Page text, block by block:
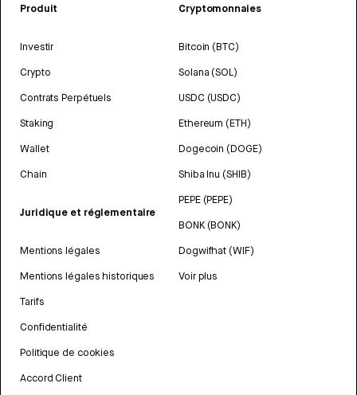
Produit
Investir
Crypto
Contrats Perpétuels
Staking
Wallet
Chain
Juridique et réglementaire
Mentions légales
Mentions légales historiques
Tarifs
Confidentialité
Politique de cookies
Accord Client
Cryptomonnaies
Bitcoin (BTC)
Solana (SOL)
USDC (USDC)
Ethereum (ETH)
Dogecoin (DOGE)
Shiba Inu (SHIB)
PEPE (PEPE)
BONK (BONK)
Dogwifhat (WIF)
Voir plus